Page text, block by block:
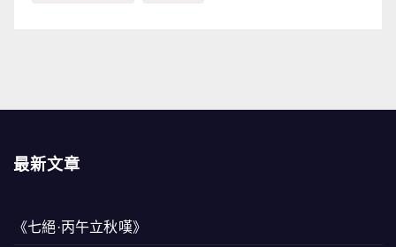
最新文章
《七絕·丙午立秋嘆》